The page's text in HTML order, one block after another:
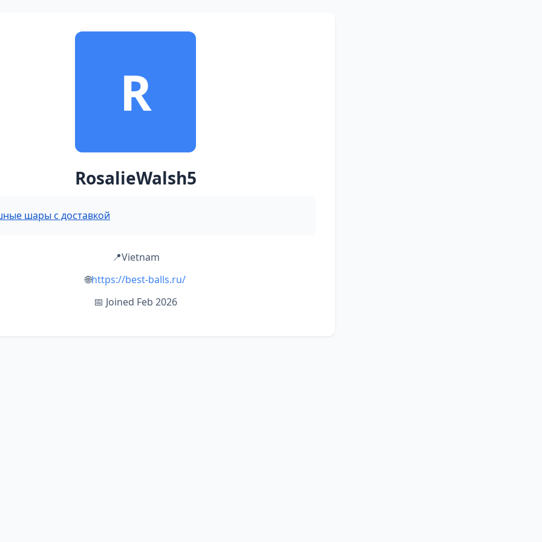
R
RosalieWalsh5
шары с доставкой
📍Vietnam
🌐https://best-balls.ru/
📅 Joined Feb 2026